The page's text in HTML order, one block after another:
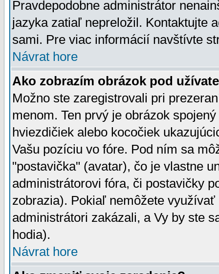
Pravdepodobne administrátor
jazyka zatiaľ nepreložil. Kontaktujte
sami. Pre viac informácií navštívte
Návrat hore
Ako zobrazím obrázok pod
Možno ste zaregistrovali pri
menom. Ten prvý je obrázok
hviezdičiek alebo kocočiek
Vašu pozíciu vo fóre. Pod ním sa
"postavička" (avatar), čo je vlastne
administrátorovi fóra, či postavičky
zobrazia). Pokiaľ nemôžete
administrátori zakázali, a Vy by ste
hodia).
Návrat hore